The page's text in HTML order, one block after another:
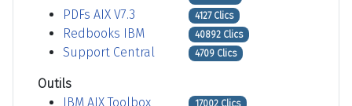
PDFs AIX V7.3 4127 Clics
Redbooks IBM 40892 Clics
Support Central 4709 Clics
Outils
IBM AIX Toolbox
17002 Clics